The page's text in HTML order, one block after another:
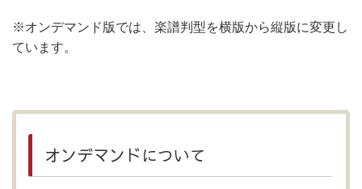
※オンデマンド版では、楽譜判型を横版から縦版に変更し
ています。
オンデマンドについて